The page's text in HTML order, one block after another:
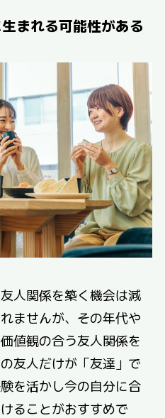
まれる可能性がある
人関係を築く機会は減
ませんが、その年代や
値観の合う友人関係を
友人だけが「友達」で
を活かし今の自分に合
ることがおすすめで